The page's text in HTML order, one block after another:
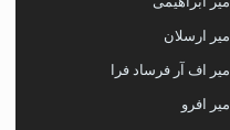
امیر ارسلان
امیر اف آر فرساد فرا
امیر افرو